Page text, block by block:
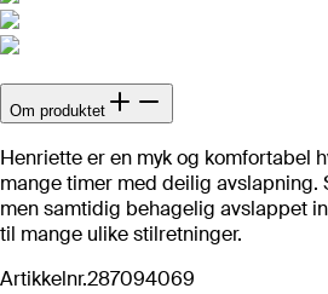
Om produktet
Henriette er en myk og komfortabel
mange timer med deilig avslapning.
men samtidig behagelig avslappet
til mange ulike stilretninger.
Artikkelnr.287094069